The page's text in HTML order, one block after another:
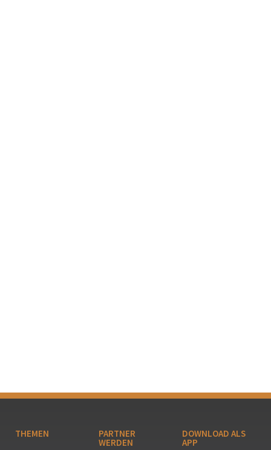
THEMEN PARTNER
WERDEN
DOWNLOAD ALS
APP